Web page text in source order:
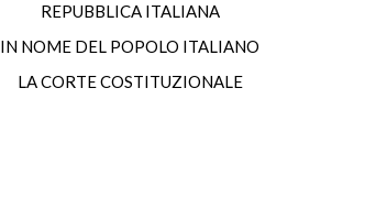
REPUBBLICA ITALIANA
IN NOME DEL POPOLO ITALIANO
LA CORTE COSTITUZIONALE